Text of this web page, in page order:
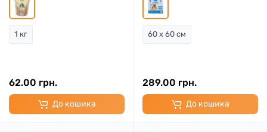
1 кг
62.00 грн.
До кошика
60 x 60 см
289.00 грн.
До кошика